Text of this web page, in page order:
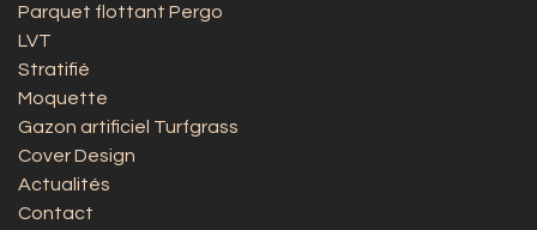
Parquet flottant Pergo
LVT
Stratifié
Moquette
Gazon artificiel Turfgrass
Cover Design
Actualités
Contact